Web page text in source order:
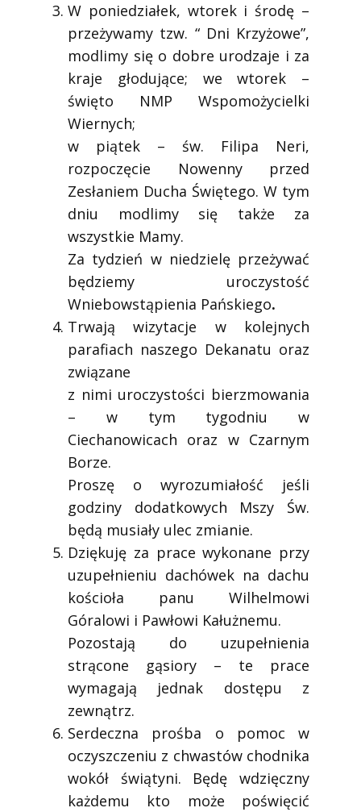
W poniedziałek, wtorek i środę –
przeżywamy tzw. “ Dni Krzyżowe”,
modlimy się o dobre urodzaje i za
kraje głodujące; we wtorek –
święto NMP Wspomożycielki
Wiernych;
w piątek – św. Filipa Neri,
rozpoczęcie Nowenny przed
Zesłaniem Ducha Świętego. W tym
dniu modlimy się także za
wszystkie Mamy.
Za tydzień w niedzielę przeżywać
będziemy uroczystość
Wniebowstąpienia Pańskiego.
Trwają wizytacje w kolejnych
parafiach naszego Dekanatu oraz
związane
z nimi uroczystości bierzmowania
– w tym tygodniu w
Ciechanowicach oraz w Czarnym
Borze.
Proszę o wyrozumiałość jeśli
godziny dodatkowych Mszy Św.
będą musiały ulec zmianie.
Dziękuję za prace wykonane przy
uzupełnieniu dachówek na dachu
kościoła panu Wilhelmowi
Góralowi i Pawłowi Kałużnemu.
Pozostają do uzupełnienia
strącone gąsiory – te prace
wymagają jednak dostępu z
zewnątrz.
Serdeczna prośba o pomoc w
oczyszczeniu z chwastów chodnika
wokół świątyni. Będę wdzięczny
każdemu kto może poświęcić